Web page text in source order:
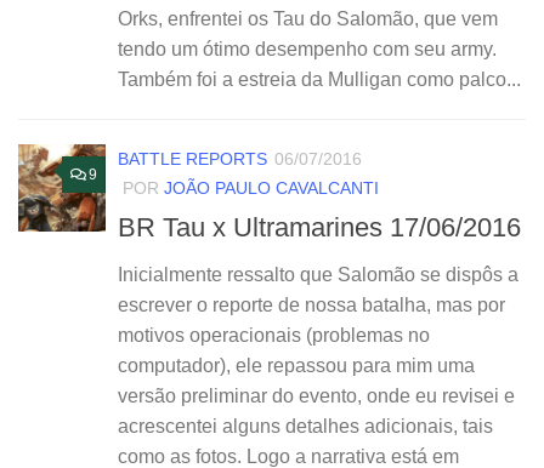
Orks, enfrentei os Tau do Salomão, que vem
tendo um ótimo desempenho com seu army.
Também foi a estreia da Mulligan como palco...
9
BATTLE REPORTS 06/07/2016
POR JOÃO PAULO CAVALCANTI
BR Tau x Ultramarines 17/06/2016
Inicialmente ressalto que Salomão se dispôs a
escrever o reporte de nossa batalha, mas por
motivos operacionais (problemas no
computador), ele repassou para mim uma
versão preliminar do evento, onde eu revisei e
acrescentei alguns detalhes adicionais, tais
como as fotos. Logo a narrativa está em